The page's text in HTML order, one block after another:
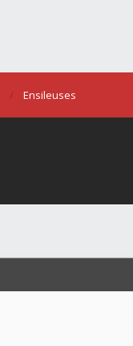
Ensileuses